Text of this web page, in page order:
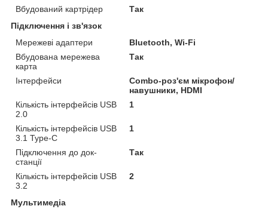
Вбудований картрідер
Так
Підключення і зв'язок
Мережеві адаптери
Bluetooth, Wi-Fi
Вбудована мережева
карта
Так
Інтерфейси
Combo-роз'єм мікрофон/
навушники, HDMI
Кількість інтерфейсів USB
2.0
1
Кількість інтерфейсів USB
3.1 Type-C
1
Підключення до док-
станції
Так
Кількість інтерфейсів USB
3.2
2
Мультимедіа